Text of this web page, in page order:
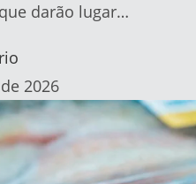
darão lugar…
2026